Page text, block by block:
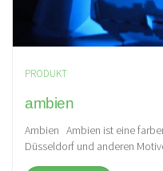
PRODUKT
ambien
Ambien Ambien ist eine
Düsseldorf und anderen